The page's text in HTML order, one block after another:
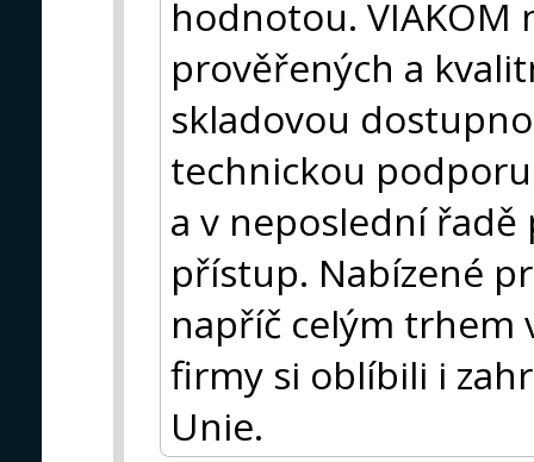
hodnotou.
prověřených a
skladovou
technickou
a v neposlední
přístup. Nabízené
napříč celým trhem
firmy si oblíbili i
Unie.